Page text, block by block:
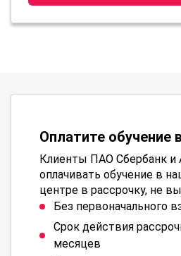
Оплатите обучение
Клиенты ПАО Сбербанк и
оплачивать обучение в
центре в рассрочку, не
Без первоначального
Срок действия
месяцев